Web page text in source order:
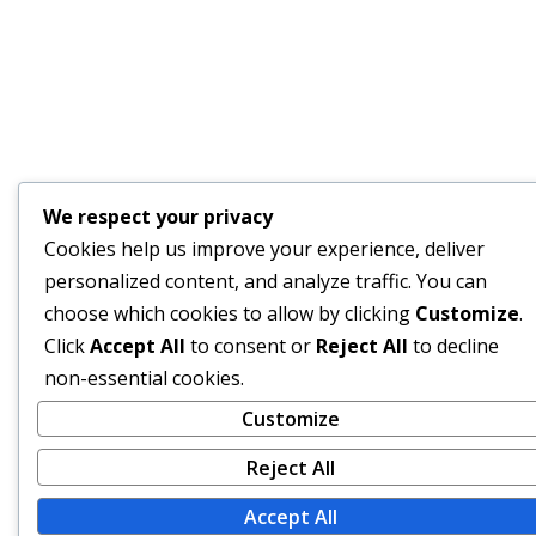
We respect your privacy
Cookies help us improve your experience, deliver
personalized content, and analyze traffic. You can
choose which cookies to allow by clicking Customize.
ClickAccept All to consent or Reject All to decline
non-essential cookies.
Customize
Reject All
Accept All